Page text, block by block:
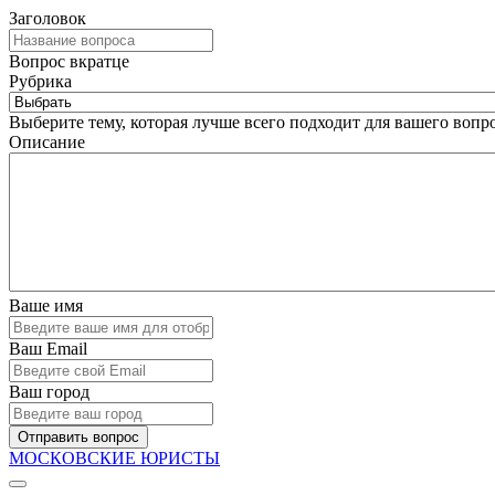
Заголовок
Вопрос вкратце
Рубрика
Выберите тему, которая лучше всего подходит для вашего
Описание
Ваше имя
Ваш Email
Ваш город
Отправить вопрос
МОСКОВСКИЕ ЮРИСТЫ